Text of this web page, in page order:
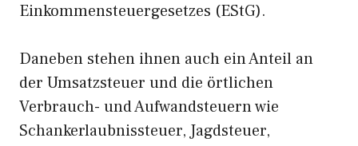
Einkommensteuergesetzes (EStG).
Daneben stehen ihnen auch ein Anteil an
der Umsatzsteuer und die örtlichen
Verbrauch- und Aufwandsteuern wie
Schankerlaubnissteuer, Jagdsteuer,